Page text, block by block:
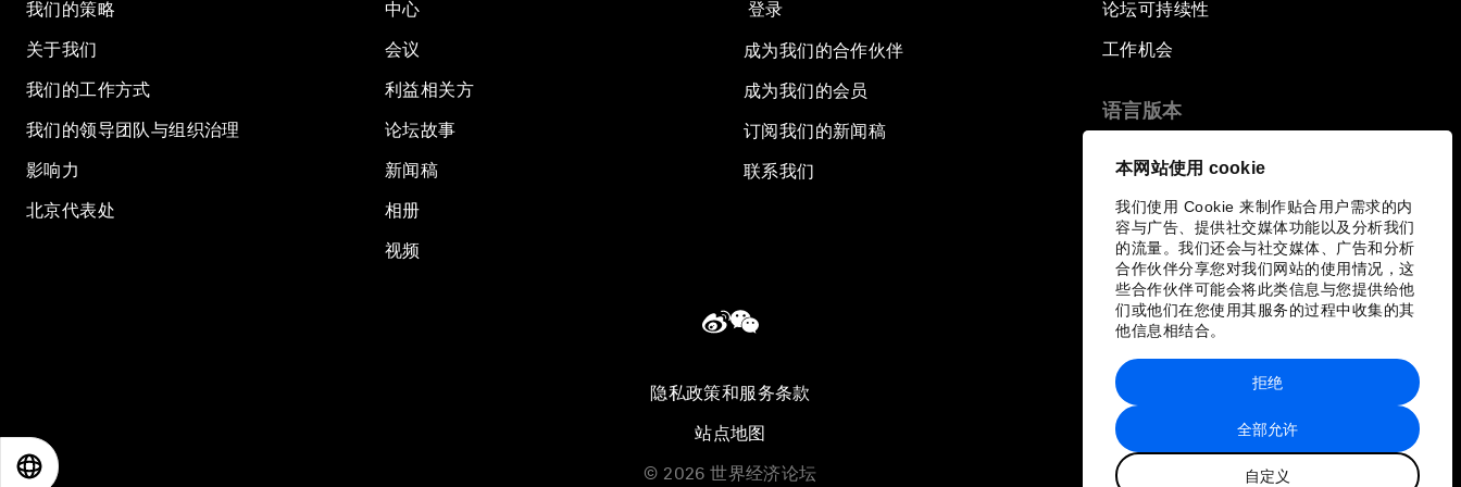
本网站使用 cookie
我们使用 Cookie 来制作贴合用户需求的内
容与广告、提供社交媒体功能以及分析我们
的流量。我们还会与社交媒体、广告和分析
合作伙伴分享您对我们网站的使用情况，这
些合作伙伴可能会将此类信息与您提供给他
们或他们在您使用其服务的过程中收集的其
他信息相结合。
全部允许
自定义
拒绝
我们的策略
关于我们
我们的工作方式
我们的领导团队与组织治理
影响力
北京代表处
中心
会议
利益相关方
论坛故事
新闻稿
相册
视频
登录
成为我们的合作伙伴
成为我们的会员
订阅我们的新闻稿
联系我们
论坛可持续性
工作机会
语言版本
隐私政策和服务条款
站点地图
© 2026 世界经济论坛